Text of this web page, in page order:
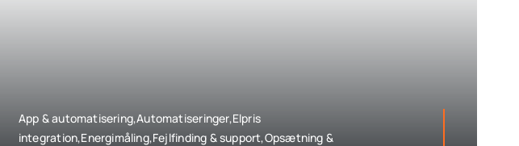
App & automatisering,Automatiseringer,Elpris
integration,Energimåling,Fejlfinding & support,Opsætning &